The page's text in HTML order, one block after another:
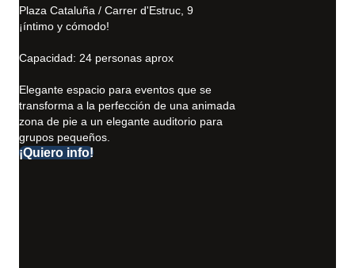
Plaza Cataluña / Carrer d'Estruc, 9
¡íntimo y cómodo!
Capacidad: 24 personas aprox
Elegante espacio para eventos que se
transforma a la perfección de una animada
zona de pie a un elegante auditorio para
grupos pequeños.
¡Quiero info!